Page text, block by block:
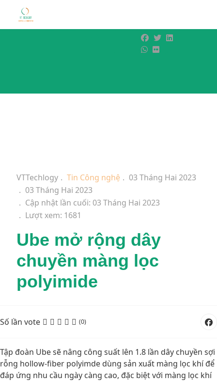
Tin tức
VTTechlogy Tin Công nghệ
03 Tháng Hai 2023
03 Tháng Hai 2023
Cập nhật lần cuối: 03 Tháng Hai 2023
Lượt xem: 1681
Ube mở rộng dây
chuyền màng lọc
polyimide
Số lần vote (0)
Tập đoàn Ube sẽ nâng công suất lên 1.8 lần dây chuyền sợi
rỗng hollow-fiber polyimde dùng sản xuất màng lọc khí để
đáp ứng nhu cầu ngày càng cao, đặc biệt với màng lọc khí